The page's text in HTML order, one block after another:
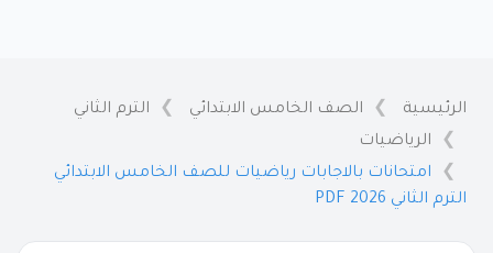
الرئيسية الصف الخامس الابتدائي
الترم الثاني
الرياضيات
امتحانات بالاجابات رياضيات للصف الخامس الابتدائي
الترم الثاني 2026 PDF